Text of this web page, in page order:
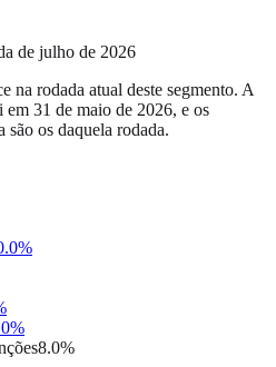
de julho de 2026
na rodada atual deste segmento. A
em 31 de maio de 2026, e os
são os daquela rodada.
%
%
8.0%